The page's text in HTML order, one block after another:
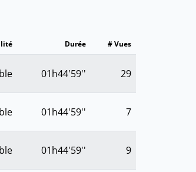
Durée # Vues
01h44'59'' 29
01h44'59'' 7
01h44'59'' 9